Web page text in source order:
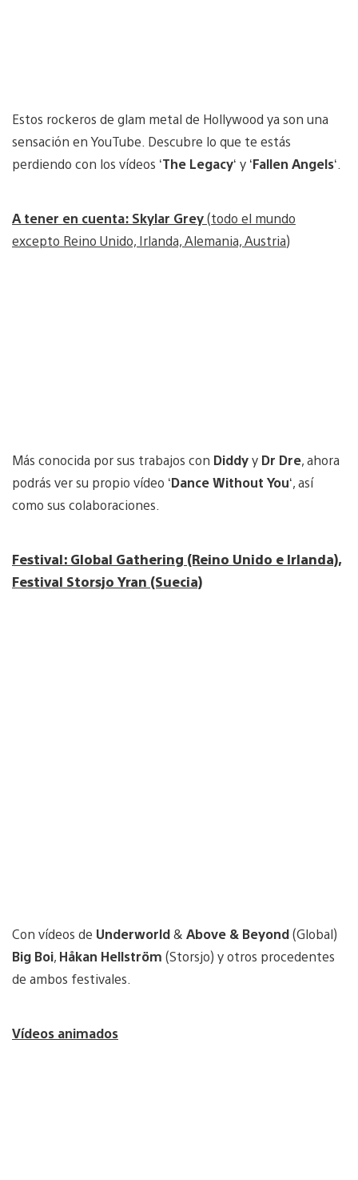
Estos rockeros de glam metal de Hollywood ya son una
sensación en YouTube. Descubre lo que te estás
perdiendo con los vídeos ‘The Legacy‘ y ‘Fallen Angels‘.
A tener en cuenta: Skylar Grey(todo el mundo
excepto Reino Unido, Irlanda, Alemania, Austria)
Más conocida por sus trabajos con Diddyy Dr Dre, ahora
podrás ver su propio vídeo ‘Dance Without You‘, así
como sus colaboraciones.
Festival: Global Gathering (Reino Unido e Irlanda),
Festival Storsjo Yran (Suecia)
Con vídeos de Underworld& Above & Beyond(Global)
Big Boi, Håkan Hellström (Storsjo) y otros procedentes
de ambos festivales.
Vídeos animados